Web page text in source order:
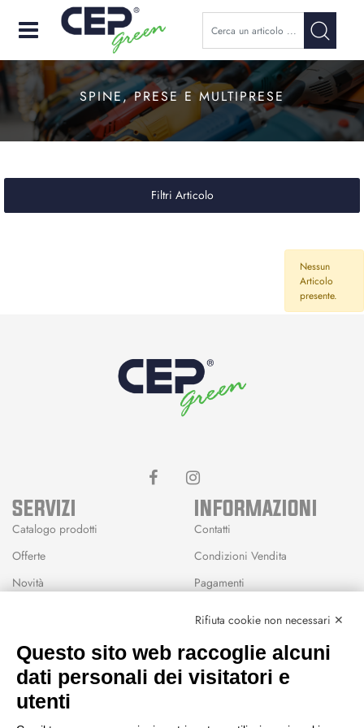
Open
SPINE, PRESE E MULTIPRESE
Filtri Articolo
Nessun
Articolo
presente.
SERVIZI
Catalogo prodotti
Offerte
Novità
Wishlist
INFORMAZIONI
Contatti
Condizioni Vendita
Pagamenti
CEP GREEN
Rifiuta cookie non necessari ✕
Questo sito web raccoglie alcuni
dati personali dei visitatori e
utenti